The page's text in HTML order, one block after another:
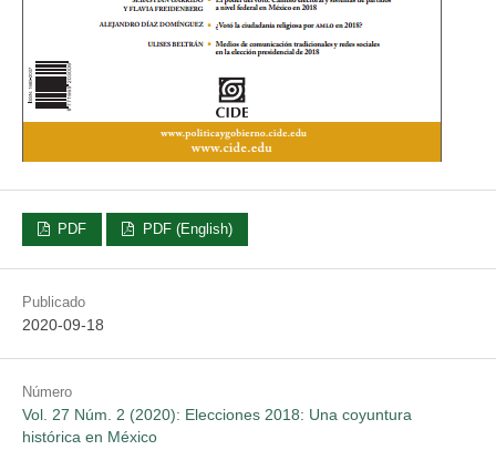
PDF PDF (English)
Publicado
2020-09-18
Número
Vol. 27 Núm. 2 (2020): Elecciones 2018: Una coyuntura
histórica en México